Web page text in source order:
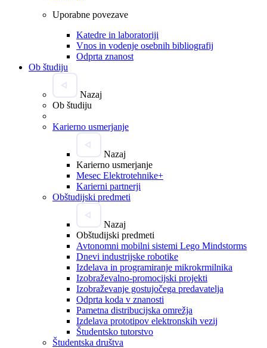
Uporabne povezave
Katedre in laboratoriji
Vnos in vodenje osebnih bibliografij
Odprta znanost
Ob študiju
Nazaj
Ob študiju
Karierno usmerjanje
Nazaj
Karierno usmerjanje
Mesec Elektrotehnike+
Karierni partnerji
Obštudijski predmeti
Nazaj
Obštudijski predmeti
Avtonomni mobilni sistemi Lego Mindstorms
Dnevi industrijske robotike
Izdelava in programiranje mikrokrmilnika
Izobraževalno-promocijski projekti
Izobraževanje gostujočega predavatelja
Odprta koda v znanosti
Pametna distribucijska omrežja
Izdelava prototipov elektronskih vezij
Študentsko tutorstvo
Študentska društva